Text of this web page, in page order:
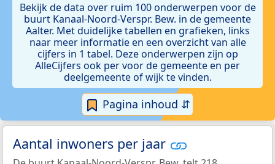
Bekijk de data over ruim 100 onderwerpen voor de
buurt Kanaal-Noord-Verspr. Bew. in de gemeente
Aalter. Met duidelijke tabellen en grafieken, links
naar meer informatie en een overzicht van alle
cijfers in 1 tabel. Deze onderwerpen zijn op
AlleCijfers ook per voor de gemeente en per
deelgemeente of wijk te vinden.
Pagina inhoud ⇵
Aantal inwoners per jaar